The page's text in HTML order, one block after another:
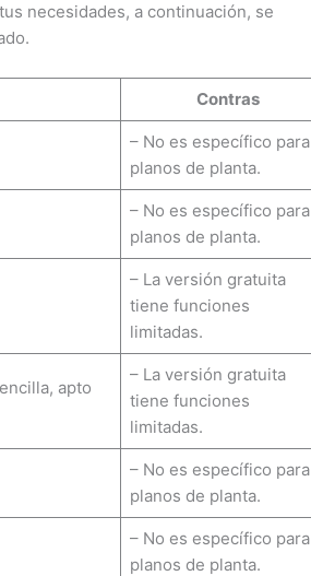
necesidades, a continuación, se
Contras
– No es específico para
planos de planta.
– No es específico para
planos de planta.
– La versión gratuita
tiene funciones
limitadas.
apto
– La versión gratuita
tiene funciones
limitadas.
– No es específico para
planos de planta.
– No es específico para
planos de planta.